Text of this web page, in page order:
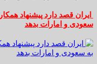
ایران قصد دارد پیشنهاد
سعودی و امارات بدهد